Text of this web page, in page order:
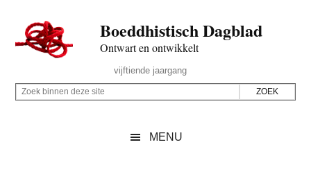
naar
de
inhoud
secondary
naar
de
sidebar
naar
de
Boeddhistisch Dagblad
Ontwart en ontwikkelt
Rechts
vijftiende jaargang
Z
Z
MENU